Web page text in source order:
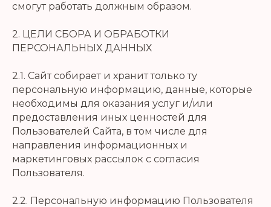
смогут работать должным образом.
2. ЦЕЛИ СБОРА И ОБРАБОТКИ
ПЕРСОНАЛЬНЫХ ДАННЫХ
2.1. Сайт собирает и хранит только ту
персональную информацию, данные, которые
необходимы для оказания услуг и/или
предоставления иных ценностей для
Пользователей Сайта, в том числе для
направления информационных и
маркетинговых рассылок с согласия
Пользователя.
2.2. Персональную информацию Пользователя